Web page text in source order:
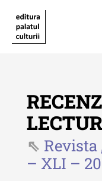
Revista
Revista
Revista
– XLI –